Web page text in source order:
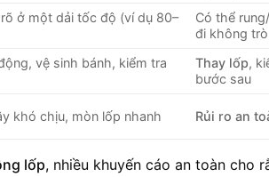
rõ ở một dải tốc độ (ví dụ 80–
Có thể
đi không
vệ sinh bánh, kiểm tra
Thay lốp,
bước sau
khó chịu, mòn lốp nhanh Rủi ro an
lốp, nhiều khuyến cáo an toàn cho